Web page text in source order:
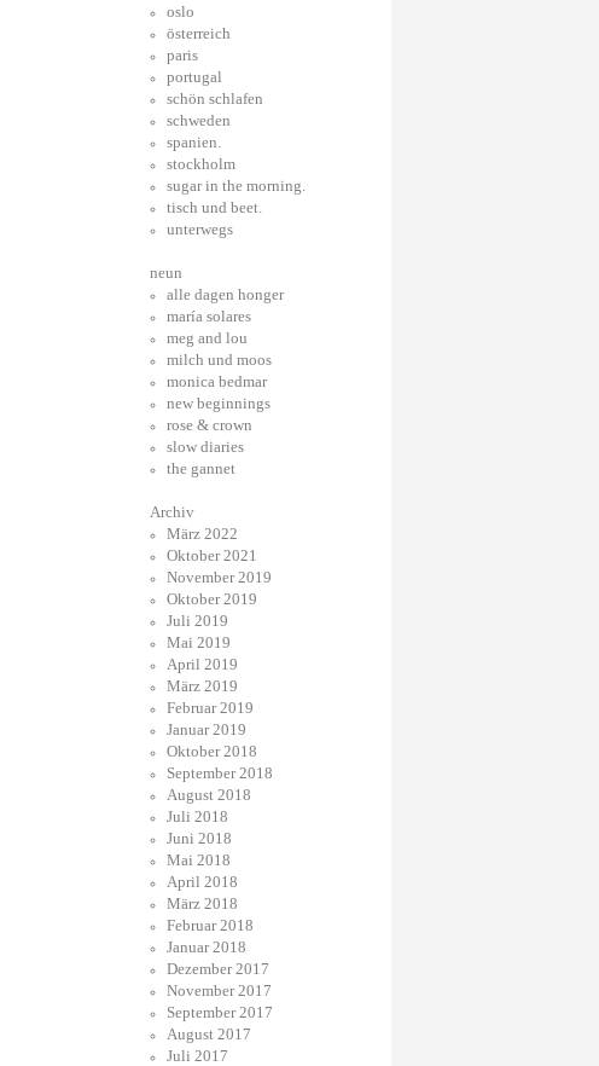
oslo
österreich
paris
portugal
schön schlafen
schweden
spanien.
stockholm
sugar in the morning.
tisch und beet.
unterwegs
neun
alle dagen honger
maría solares
meg and lou
milch und moos
monica bedmar
new beginnings
rose & crown
slow diaries
the gannet
Archiv
März 2022
Oktober 2021
November 2019
Oktober 2019
Juli 2019
Mai 2019
April 2019
März 2019
Februar 2019
Januar 2019
Oktober 2018
September 2018
August 2018
Juli 2018
Juni 2018
Mai 2018
April 2018
März 2018
Februar 2018
Januar 2018
Dezember 2017
November 2017
September 2017
August 2017
Juli 2017